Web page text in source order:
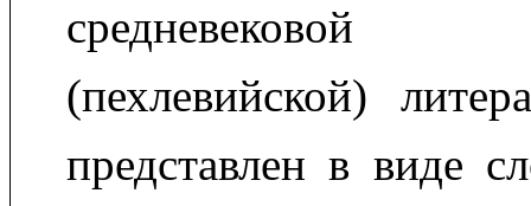
(пехлевийской)
представлен в виде